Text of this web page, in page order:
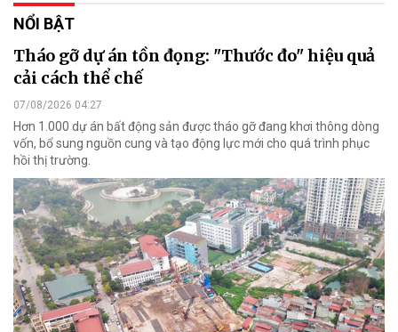
NỔI BẬT
Tháo gỡ dự án tồn đọng: "Thước đo" hiệu quả
cải cách thể chế
07/08/2026 04:27
Hơn 1.000 dự án bất động sản được tháo gỡ đang khơi thông dòng
vốn, bổ sung nguồn cung và tạo động lực mới cho quá trình phục
hồi thị trường.